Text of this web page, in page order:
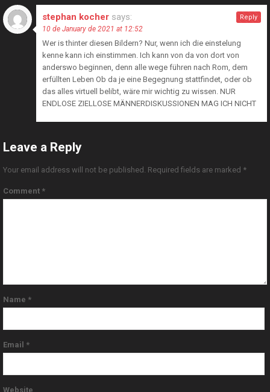
stephan kocher says:
10 de January de 2021 at 12:52
Wer is thinter diesen Bildern? Nur, wenn ich die einstelung
kenne kann ich einstimmen. Ich kann von da von dort von
anderswo beginnen, denn alle wege führen nach Rom, dem
erfüllten Leben Ob da je eine Begegnung stattfindet, oder ob
das alles virtuell belibt, wäre mir wichtig zu wissen. NUR
ENDLOSE ZIELLOSE MÄNNERDISKUSSIONEN MAG ICH NICHT
Reply
Leave a Reply
Your email address will not be published. Required fields are marked *
Comment *
Name *
Email *
Website